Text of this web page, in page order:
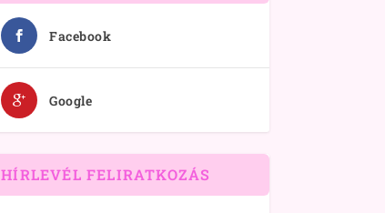
Facebook
Google
HÍRLEVÉL FELIRATKOZÁS